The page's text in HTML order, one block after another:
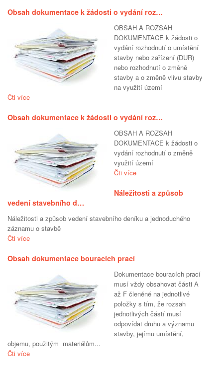
Obsah dokumentace k žádosti o vydání roz…
OBSAH A ROZSAH
DOKUMENTACE k žádosti o
vydání rozhodnutí o umístění
stavby nebo zařízení (DUR)
nebo rozhodnutí o změně
stavby a o změně vlivu stavby
na využití území
Čti více
Obsah dokumentace k žádosti o vydání roz…
OBSAH A ROZSAH
DOKUMENTACE k žádosti o
vydání rozhodnutí o změně
využití území
Čti více
Náležitosti a způsob
vedení stavebního d…
Náležitosti a způsob vedení stavebního deníku a jednoduchého
záznamu o stavbě
Čti více
Obsah dokumentace bouracích prací
Dokumentace bouracích prací
musí vždy obsahovat části A
až F členěné na jednotlivé
položky s tím, že rozsah
jednotlivých částí musí
odpovídat druhu a významu
stavby, jejímu umístění,
objemu, použitým materiálům...
Čti více